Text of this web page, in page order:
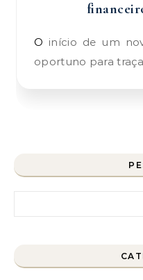
O início de um novo ano é o momento
oportuno para